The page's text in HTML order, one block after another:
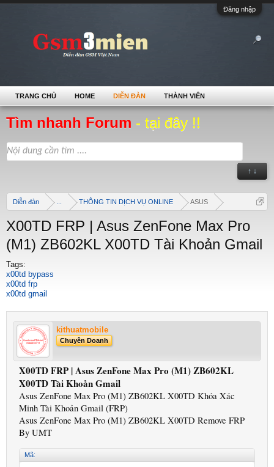
Đăng nhập
Tìm nhanh Forum - tại đây !!
↑ ↓
Diễn đàn THÔNG TIN DỊCH VỤ ONLINE ASUS
X00TD FRP | Asus ZenFone Max Pro
(M1) ZB602KL X00TD Tài Khoản Gmail
Tags:
x00td bypass
x00td frp
x00td gmail
kithuatmobile
Chuyên Doanh
X00TD FRP | Asus ZenFone Max Pro (M1) ZB602KL
X00TD Tài Khoản Gmail
Asus ZenFone Max Pro (M1) ZB602KL X00TD Khóa Xác
Minh Tài Khoản Gmail (FRP)
Asus ZenFone Max Pro (M1) ZB602KL X00TD Remove FRP
By UMT
Mã:
TRANG CHỦ HOME DIỄN ĐÀN THÀNH VIÊN